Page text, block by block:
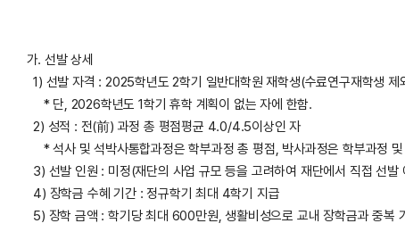
가. 선발 상세
1) 선발 자격 : 2025학년도 2학기 일반대학원 재학생(수료연구재학생
* 단, 2026학년도 1학기 휴학 계획이 없는 자에 한함.
2) 성적 : 전(前) 과정 총 평점평균 4.0/4.5이상인 자
* 석사 및 석박사통합과정은 학부과정 총 평점, 박사과정은 학부과정 및
3) 선발 인원 : 미정(재단의 사업 규모 등을 고려하여 재단에서 직접 선발
4) 장학금 수혜 기간 : 정규학기 최대 4학기 지급
5) 장학 금액 : 학기당 최대 600만원, 생활비성으로 교내 장학금과 중복